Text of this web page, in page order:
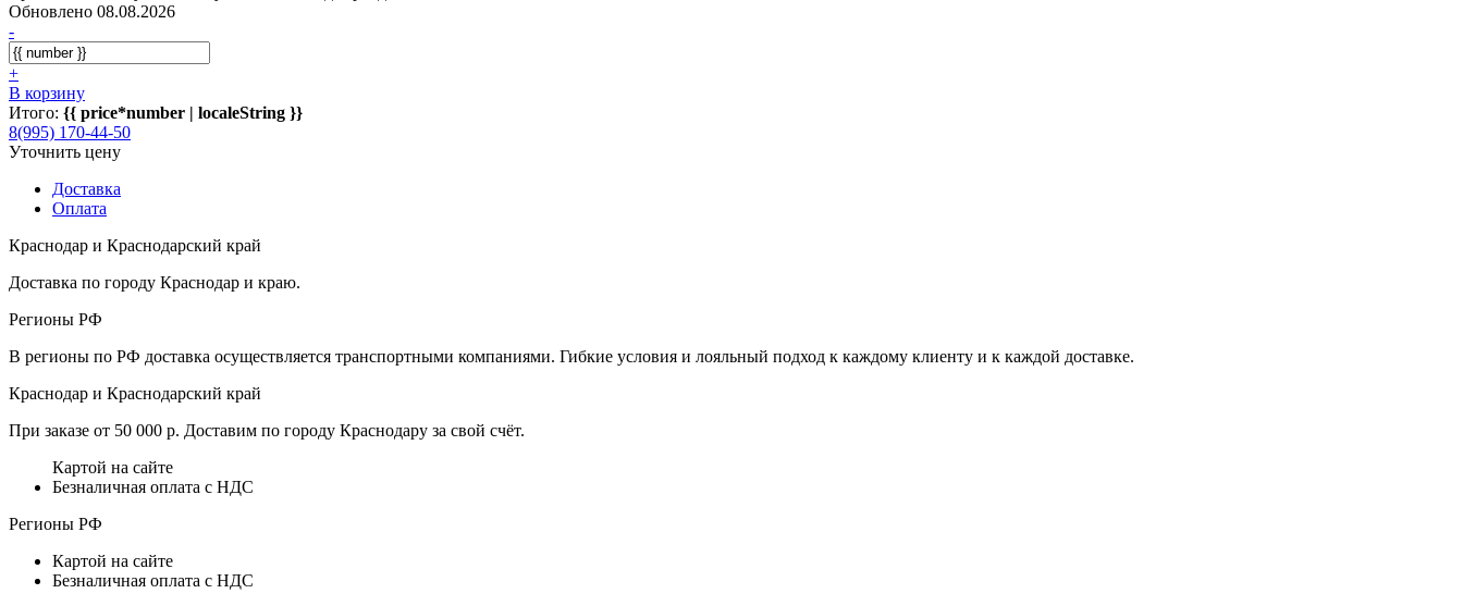
Обновлено 08.08.2026
-
+
В корзину
Итого: {{ price*number | localeString }}
8(995) 170-44-50
Уточнить цену
Доставка
Оплата
Краснодар и Краснодарский край
Доставка по городу Краснодар и краю.
Регионы РФ
В регионы по РФ доставка осуществляется транспортными компаниями. Гибкие условия и лояльный подход к каждому клиенту и к каждой доставке.
Краснодар и Краснодарский край
При заказе от 50 000 р. Доставим по городу Краснодару за свой счёт.
Картой на сайте
Безналичная оплата с НДС
Регионы РФ
Картой на сайте
Безналичная оплата с НДС